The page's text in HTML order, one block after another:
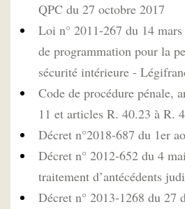
QPC du 27 octobre 2017
Loi n° 2011-267 du 14
de programmation pour la
sécurité intérieure -
Code de procédure pénale,
11 et articles R. 40.23 à R.
Décret n°2018-687 du 1er
Décret n° 2012-652 du 4
traitement d’antécédents
Décret n° 2013-1268 du 27